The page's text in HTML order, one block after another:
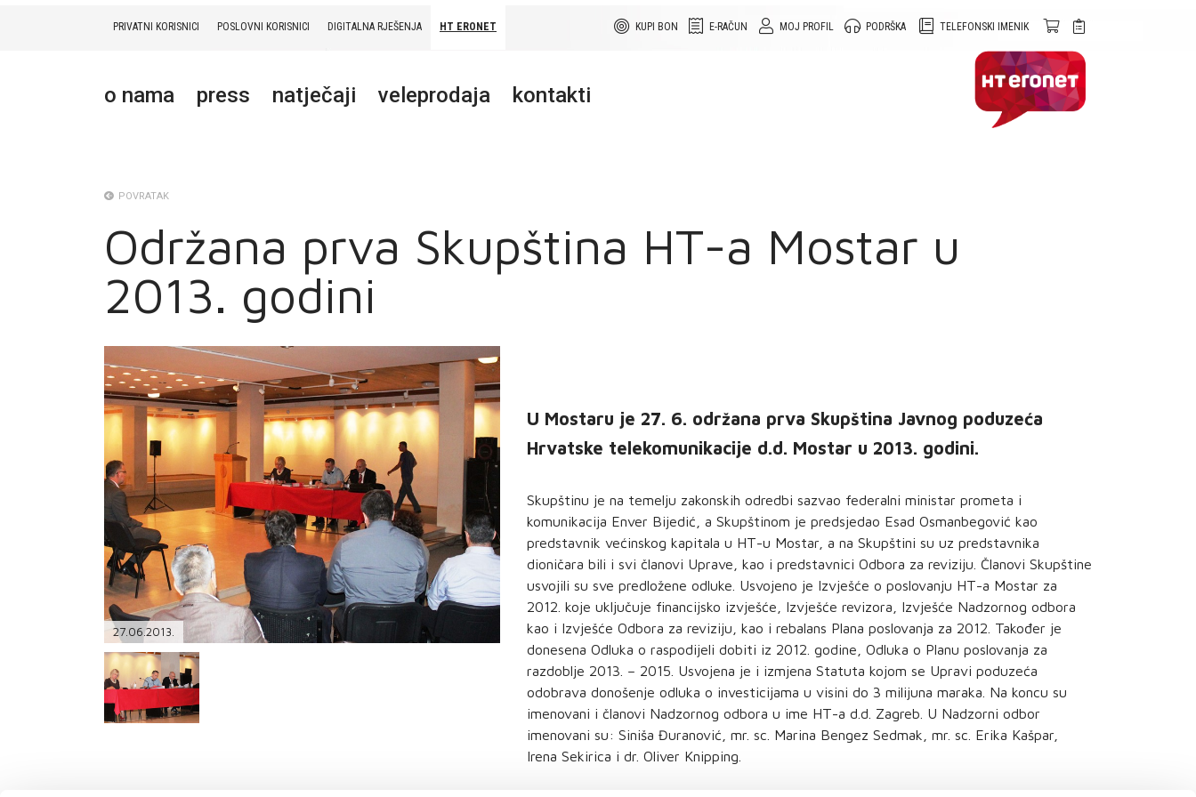
TELEFONSKI IMENIK
PODRŠKA
MOJ PROFIL
E-RAČUN
KUPI BON
PRIVATNI KORISNICI POSLOVNI KORISNICI DIGITALNA RJEŠENJA HT ERONET
o nama press natječaji veleprodaja kontakti
TELEFONSKI IMENIK
POVRATAK
Održana prva Skupština HT-a Mostar u
2013. godini
27.06.2013.
U Mostaru je 27. 6. održana prva Skupština Javnog poduzeća
Hrvatske telekomunikacije d.d. Mostar u 2013. godini.
Skupštinu je na temelju zakonskih odredbi sazvao federalni ministar prometa i
komunikacija Enver Bijedić, a Skupštinom je predsjedao Esad Osmanbegović kao
predstavnik većinskog kapitala u HT-u Mostar, a na Skupštini su uz predstavnika
dioničara bili i svi članovi Uprave, kao i predstavnici Odbora za reviziju. Članovi Skupštine
usvojili su sve predložene odluke. Usvojeno je Izvješće o poslovanju HT-a Mostar za
2012. koje uključuje financijsko izvješće, Izvješće revizora, Izvješće Nadzornog odbora
kao i Izvješće Odbora za reviziju, kao i rebalans Plana poslovanja za 2012. Također je
donesena Odluka o raspodijeli dobiti iz 2012. godine, Odluka o Planu poslovanja za
razdoblje 2013. – 2015. Usvojena je i izmjena Statuta kojom se Upravi poduzeća
odobrava donošenje odluka o investicijama u visini do 3 milijuna maraka. Na koncu su
imenovani i članovi Nadzornog odbora u ime HT-a d.d. Zagreb. U Nadzorni odbor
imenovani su: Siniša Đuranović, mr. sc. Marina Bengez Sedmak, mr. sc. Erika Kašpar,
Irena Sekirica i dr. Oliver Knipping.